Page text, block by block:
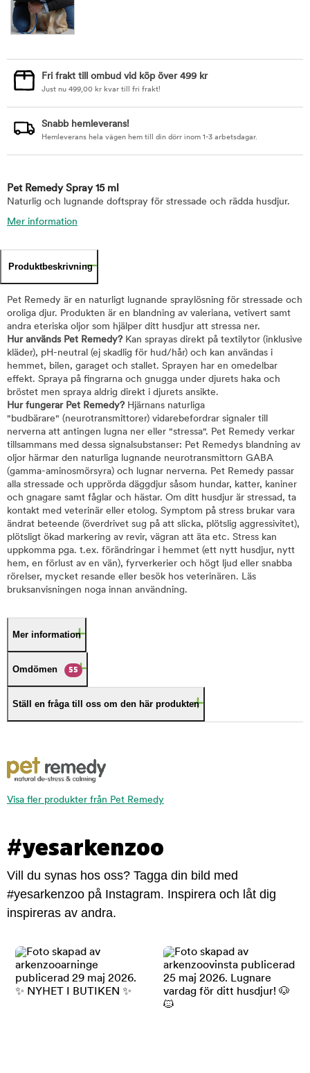
Fri frakt till ombud vid köp över 499 kr
Just nu 499,00 kr kvar till fri frakt!
Snabb hemleverans!
Hemleverans hela vägen hem till din dörr inom 1-3 arbetsdagar.
Pet Remedy Spray 15 ml
Naturlig och lugnande doftspray för stressade och rädda husdjur.
Mer information
Produktbeskrivning
Pet Remedy är en naturligt lugnande spraylösning för stressade och
oroliga djur. Produkten är en blandning av valeriana, vetivert samt
andra eteriska oljor som hjälper ditt husdjur att stressa ner.
Hur används Pet Remedy?Kan sprayas direkt på textilytor (inklusive
kläder), pH-neutral (ej skadlig för hud/hår) och kan användas i
hemmet, bilen, garaget och stallet. Sprayen har en omedelbar
effekt. Spraya på fingrarna och gnugga under djurets haka och
bröstet men spraya aldrig direkt i djurets ansikte.
Hur fungerar Pet Remedy?Hjärnans naturliga
"budbärare" (neurotransmittorer) vidarebefordrar signaler till
nerverna att antingen lugna ner eller "stressa". Pet Remedy verkar
tillsammans med dessa signalsubstanser: Pet Remedys blandning av
oljor härmar den naturliga lugnande neurotransmittorn GABA
(gamma-aminosmörsyra) och lugnar nerverna. Pet Remedy passar
alla stressade och upprörda däggdjur såsom hundar, katter, kaniner
och gnagare samt fåglar och hästar. Om ditt husdjur är stressad, ta
kontakt med veterinär eller etolog. Symptom på stress brukar vara
ändrat beteende (överdrivet sug på att slicka, plötslig aggressivitet),
plötsligt ökad markering av revir, vägran att äta etc. Stress kan
uppkomma pga. t.ex. förändringar i hemmet (ett nytt husdjur, nytt
hem, en förlust av en vän), fyrverkerier och högt ljud eller snabba
rörelser, mycket resande eller besök hos veterinären. Läs
bruksanvisningen noga innan användning.
Mer information
Omdömen 55
Ställ en fråga till oss om den här produkten
Visa fler produkter från Pet Remedy
#yesarkenzoo
Vill du synas hos oss? Tagga din bild med
#yesarkenzoo på Instagram. Inspirera och låt dig
inspireras av andra.